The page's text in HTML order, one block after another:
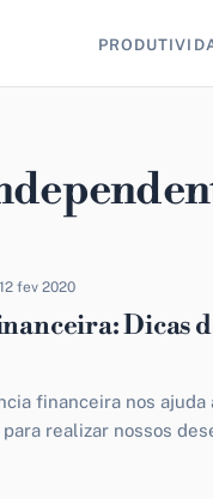
12 fev 2020
Dicas
financeira nos ajuda
realizar nossos